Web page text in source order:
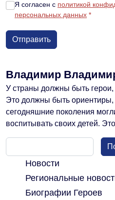
Я согласен с политикой
персональных данных *
Владимир
У страны должны быть
Это должны быть
сегодняшние поколения
воспитывать своих детей.
Новости
Региональные
Биографии Героев